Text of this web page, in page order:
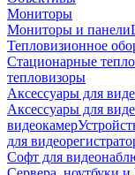
Мониторы
Мониторы и панели
Тепловизионное
Стационарные
тепловизоры
Аксессуары для
Аксессуары для
видеокамер
для
Софт для